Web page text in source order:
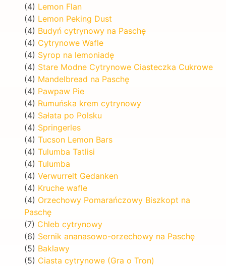
(4) Lemon Flan
(4) Lemon Peking Dust
(4) Budyń cytrynowy na Paschę
(4) Cytrynowe Wafle
(4) Syrop na lemoniadę
(4) Stare Modne Cytrynowe Ciasteczka Cukrowe
(4) Mandelbread na Paschę
(4) Pawpaw Pie
(4) Rumuńska krem cytrynowy
(4) Sałata po Polsku
(4) Springerles
(4) Tucson Lemon Bars
(4) Tulumba Tatlisi
(4) Tulumba
(4) Verwurrelt Gedanken
(4) Kruche wafle
(4) Orzechowy Pomarańczowy Biszkopt na
Paschę
(7) Chleb cytrynowy
(6) Sernik ananasowo-orzechowy na Paschę
(5) Baklawy
(5) Ciasta cytrynowe (Gra o Tron)